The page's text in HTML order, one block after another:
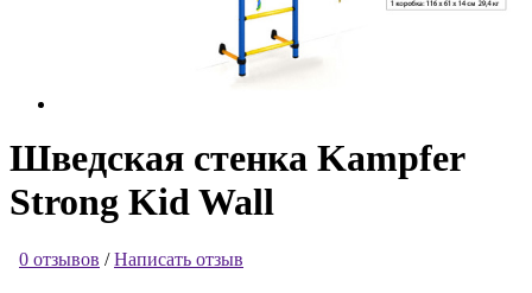
Шведская стенка Kampfer
Strong Kid Wall
0 отзывов /Написать отзыв